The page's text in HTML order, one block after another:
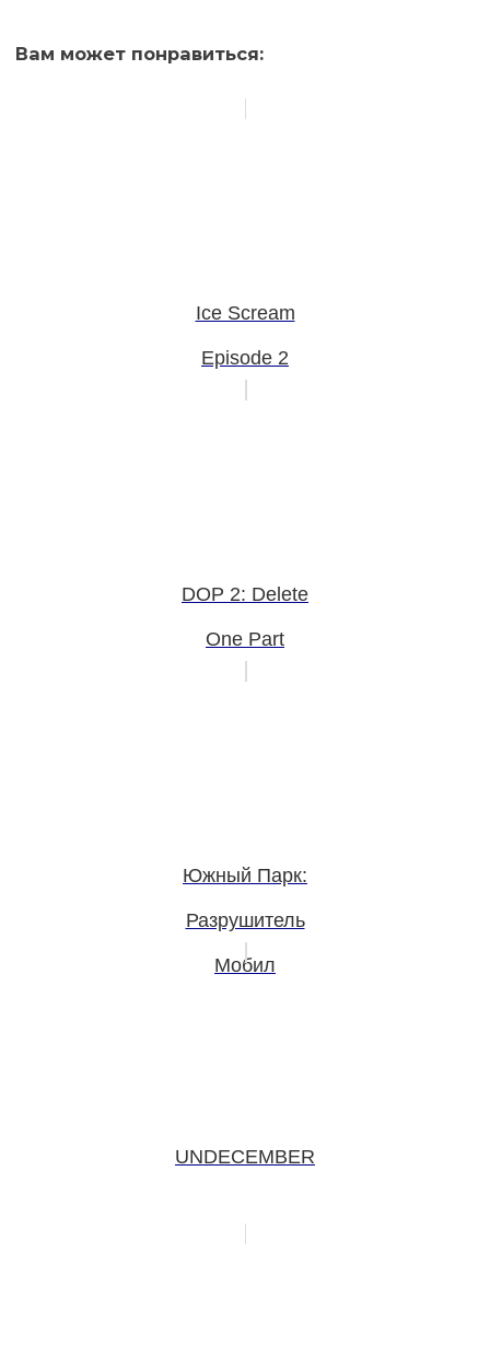
Вам может понравиться:
Ice Scream
Episode 2
DOP 2: Delete
One Part
Южный Парк:
Разрушитель
Мобил
UNDECEMBER